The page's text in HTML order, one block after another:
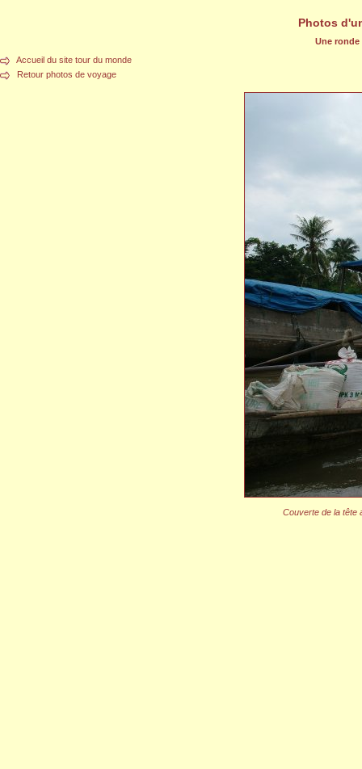
Photos
Une
Accueil du site tour du monde
Retour photos de voyage
Couverte de la tête